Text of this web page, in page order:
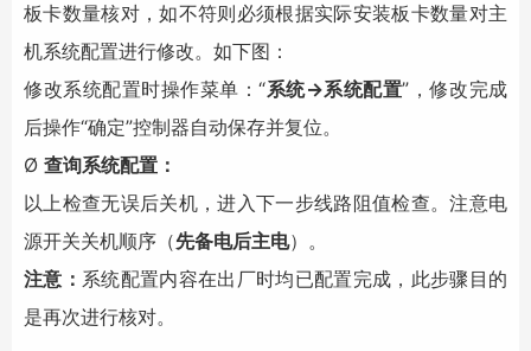
板卡数量核对，如不符则必须根据实际安装板卡数量对主
机系统配置进行修改。如下图：
修改系统配置时操作菜单：“系统→系统配置”，修改完成
后操作“确定”控制器自动保存并复位。
Ø 查询系统配置：
以上检查无误后关机，进入下一步线路阻值检查。注意电
源开关关机顺序（先备电后主电）。
注意： 系统配置内容在出厂时均已配置完成，此步骤目的
是再次进行核对。